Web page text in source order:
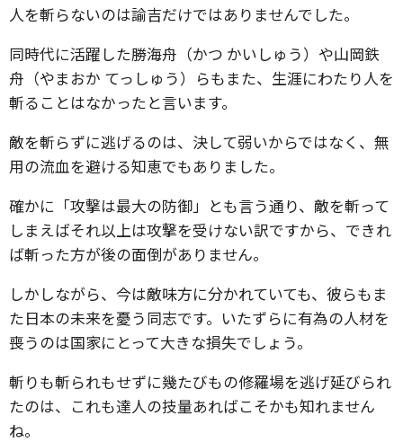
人を斬らないのは諭吉だけではありませんでした。
同時代に活躍した勝海舟（かつ かいしゅう）や山岡鉄
舟（やまおか てっしゅう）らもまた、生涯にわたり人を
斬ることはなかったと言います。
敵を斬らずに逃げるのは、決して弱いからではなく、無
用の流血を避ける知恵でもありました。
確かに「攻撃は最大の防御」とも言う通り、敵を斬って
しまえばそれ以上は攻撃を受けない訳ですから、できれ
ば斬った方が後の面倒がありません。
しかしながら、今は敵味方に分かれていても、彼らもま
た日本の未来を憂う同志です。いたずらに有為の人材を
喪うのは国家にとって大きな損失でしょう。
斬りも斬られもせずに幾たびもの修羅場を逃げ延びられ
たのは、これも達人の技量あればこそかも知れません
ね。